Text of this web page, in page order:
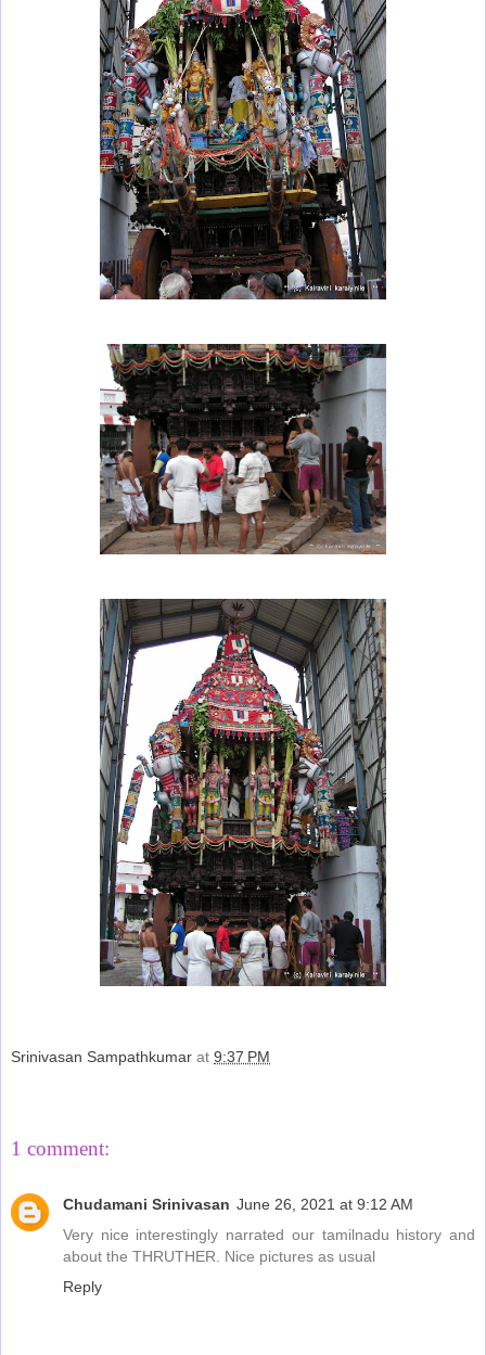
Srinivasan Sampathkumar at 9:37 PM
1 comment:
Chudamani Srinivasan June 26, 2021 at 9:12 AM
Very nice interestingly narrated our tamilnadu history and
about the THRUTHER. Nice pictures as usual
Reply